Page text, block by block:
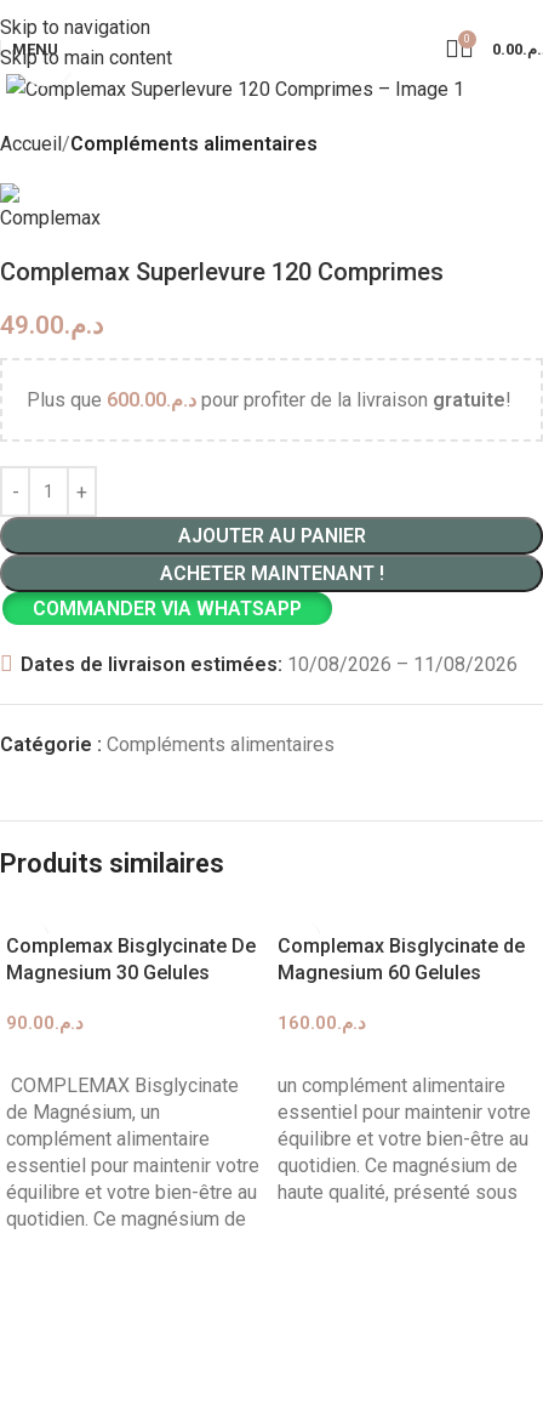
Skip to navigation
Skip to main content
MENU
0
0.00
Click to enlarge
Accueil Compléments alimentaires
Complemax Superlevure 120 Comprimes
د.م.49.00
Plus que د.م.600.00 pour profiter de la livraison gratuite!
AJOUTER AU PANIER
ACHETER MAINTENANT !
COMMANDER VIA WHATSAPP
Dates de livraison estimées: 10/08/2026 – 11/08/2026
Catégorie : Compléments alimentaires
Produits similaires
Complemax Bisglycinate De
Magnesium 30 Gelules
د.م.90.00
COMPLEMAX Bisglycinate
de Magnésium, un
complément alimentaire
essentiel pour maintenir votre
équilibre et votre bien-être au
quotidien. Ce magnésium de
Complemax Bisglycinate de
Magnesium 60 Gelules
د.م.160.00
un complément alimentaire
essentiel pour maintenir votre
équilibre et votre bien-être au
quotidien. Ce magnésium de
haute qualité, présenté sous